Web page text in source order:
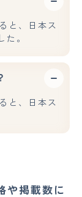
と、日本ス
。
と、日本ス
や掲載数に